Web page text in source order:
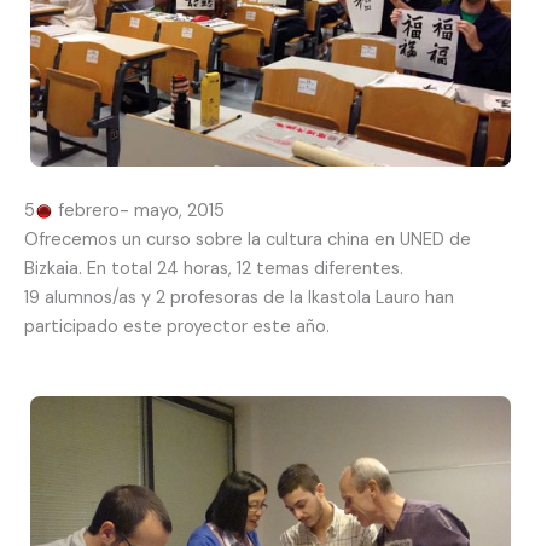
5
febrero- mayo, 2015
Ofrecemos un curso sobre la cultura china en UNED de
Bizkaia. En total 24 horas, 12 temas diferentes.
19 alumnos/as y 2 profesoras de la Ikastola Lauro han
participado este proyector este año.